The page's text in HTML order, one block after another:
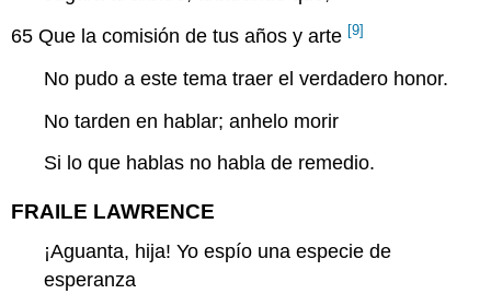
65 Que la comisión de tus años y arte [9]
No pudo a este tema traer el verdadero honor.
No tarden en hablar; anhelo morir
Si lo que hablas no habla de remedio.
FRAILE LAWRENCE
¡Aguanta, hija! Yo espío una especie de
esperanza